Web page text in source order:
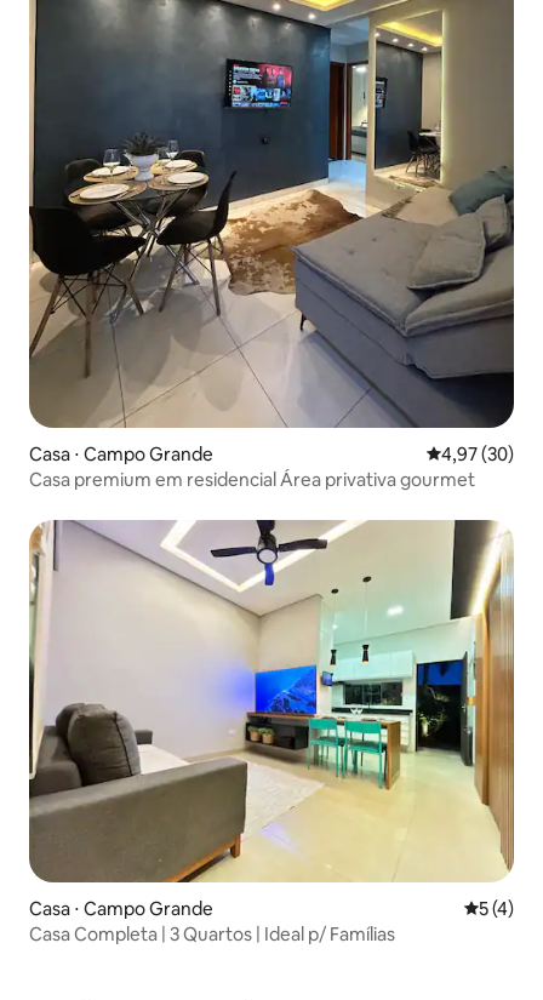
Casa ⋅ Campo Grande 4,97 de uma
4,97 (30)
Casa premium em residencial Área privativa gourmet
Casa ⋅ Campo Grande 5 de
5 (4)
Casa Completa | 3 Quartos | Ideal p/ Famílias